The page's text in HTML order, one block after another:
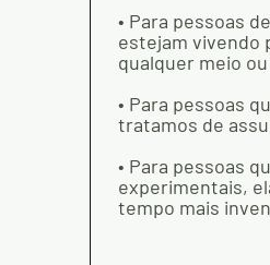
• Para pessoas
estejam vivendo
qualquer meio
• Para pessoas
tratamos de
• Para pessoas
experimentais,
tempo mais